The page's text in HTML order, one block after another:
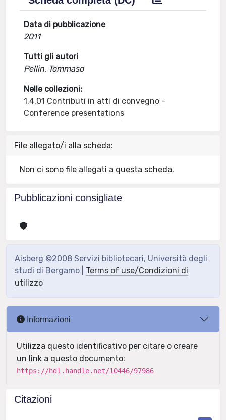
Data di pubblicazione
2011
Tutti gli autori
Pellin, Tommaso
Nelle collezioni:
1.4.01 Contributi in atti di convegno -
Conference presentations
File allegato/i alla scheda:
Non ci sono file allegati a questa scheda.
Pubblicazioni consigliate
Aisberg ©2008 Servizi bibliotecari, Università degli
studi di Bergamo | Terms of use/Condizioni di
utilizzo
Informazioni
Utilizza questo identificativo per citare o creare
un link a questo documento:
https://hdl.handle.net/10446/97986
Citazioni